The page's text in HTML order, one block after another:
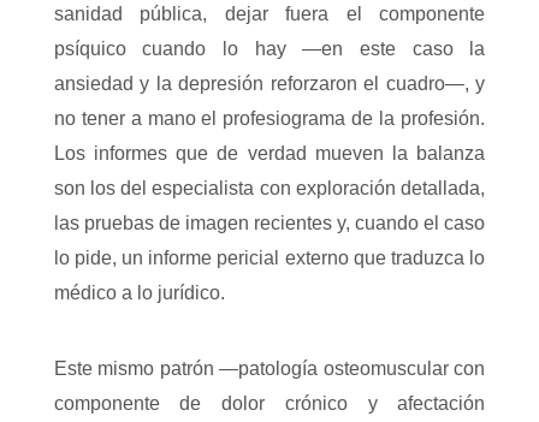
sanidad pública, dejar fuera el componente
psíquico cuando lo hay —en este caso la
ansiedad y la depresión reforzaron el cuadro—, y
no tener a mano el profesiograma de la profesión.
Los informes que de verdad mueven la balanza
son los del especialista con exploración detallada,
las pruebas de imagen recientes y, cuando el caso
lo pide, un informe pericial externo que traduzca lo
médico a lo jurídico.
Este mismo patrón —patología osteomuscular con
componente de dolor crónico y afectación